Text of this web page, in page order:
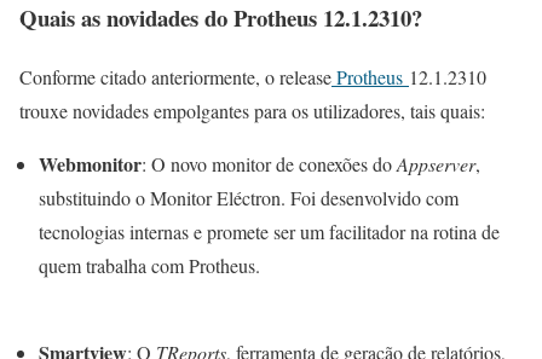
Quais as novidades do Protheus 12.1.2310?
Conforme citado anteriormente, o releaseProtheus 12.1.2310
trouxe novidades empolgantes para os utilizadores, tais quais:
Webmonitor: O novo monitor de conexões doAppserver,
substituindo o Monitor Eléctron. Foi desenvolvido com
tecnologias internas e promete ser um facilitador na rotina de
quem trabalha com Protheus.
Smartview: O TReports, ferramenta de geração de relatórios,